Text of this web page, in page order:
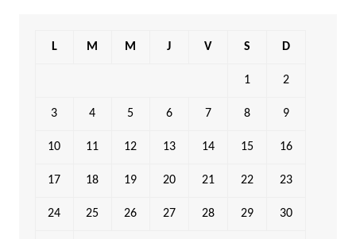
L M M J V S D
1 2
3 4 5 6 7 8 9
10 11 12 13 14 15 16
17 18 19 20 21 22 23
24 25 26 27 28 29 30